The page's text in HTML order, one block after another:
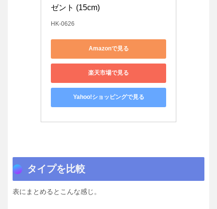
ゼント (15cm)
HK-0626
Amazonで見る
楽天市場で見る
Yahoo!ショッピングで見る
タイプを比較
表にまとめるとこんな感じ。